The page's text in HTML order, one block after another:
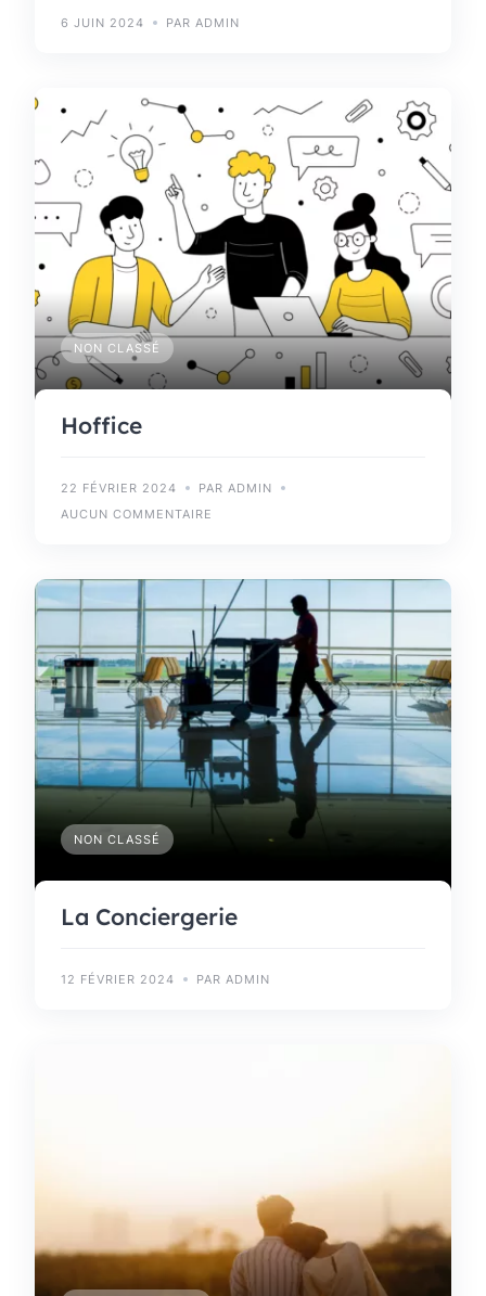
6 JUIN 2024 PAR ADMIN
NON CLASSÉ
Hoffice
22 FÉVRIER 2024
PAR ADMIN
AUCUN COMMENTAIRE
NON CLASSÉ
La Conciergerie
12 FÉVRIER 2024 PAR ADMIN